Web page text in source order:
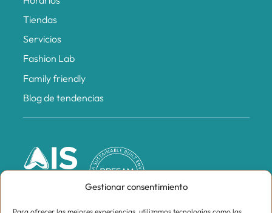
Gestionar consentimiento
Tiendas
Servicios
Fashion Lab
Family friendly
Blog de tendencias